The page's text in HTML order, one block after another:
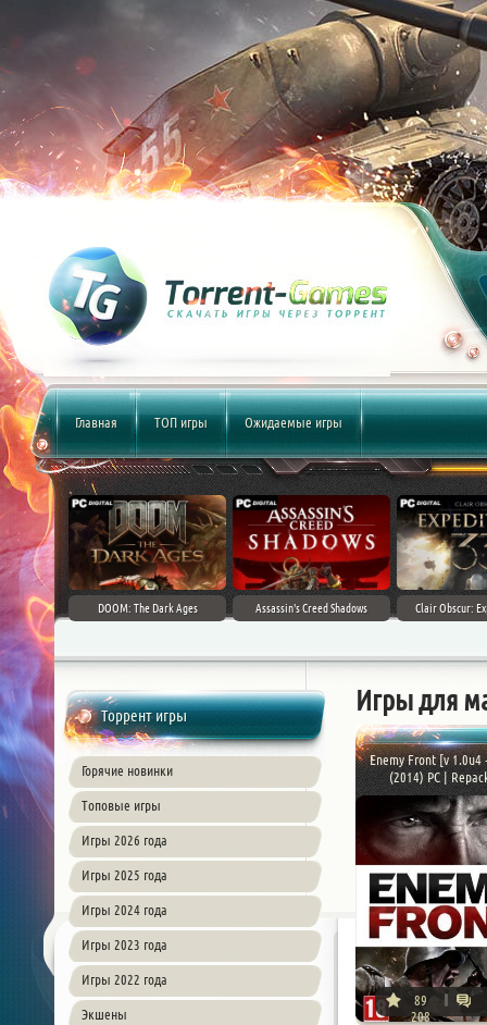
Главная ТОП игры Ожидаемые игры
DOOM: The Dark Ages Assassin's Creed Shadows Clair Obscur:
Торрент игры
Горячие новинки
Топовые игры
Игры 2026 года
Игры 2025 года
Игры 2024 года
Игры 2023 года
Игры 2022 года
Экшены
Игры для
Enemy Front [v 1.0u4
(2014) PC |
89
208